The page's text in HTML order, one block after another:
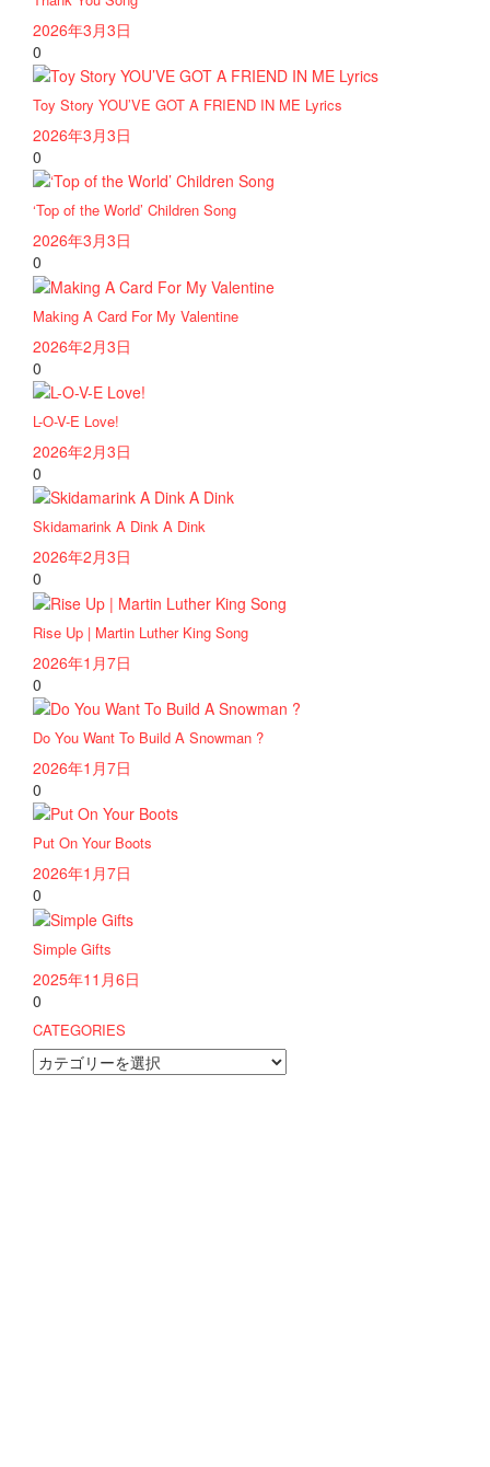
2026年3月3日
0
Toy Story YOU’VE GOT A FRIEND IN ME Lyrics
2026年3月3日
0
‘Top of the World’ Children Song
2026年3月3日
0
Making A Card For My Valentine
2026年2月3日
0
L-O-V-E Love!
2026年2月3日
0
Skidamarink A Dink A Dink
2026年2月3日
0
Rise Up | Martin Luther King Song
2026年1月7日
0
Do You Want To Build A Snowman ?
2026年1月7日
0
Put On Your Boots
2026年1月7日
0
Simple Gifts
2025年11月6日
0
CATEGORIES
CATEGORIES